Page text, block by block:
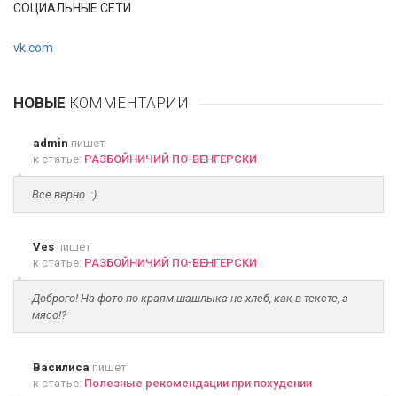
СОЦИАЛЬНЫЕ СЕТИ
vk.com
НОВЫЕ КОММЕНТАРИИ
admin пишет
к статье: РАЗБОЙНИЧИЙ ПО-ВЕНГЕРСКИ
Все верно. :)
Ves пишет
к статье: РАЗБОЙНИЧИЙ ПО-ВЕНГЕРСКИ
Доброго! На фото по краям шашлыка не хлеб, как в тексте, а
мясо!?
Василиса пишет
к статье: Полезные рекомендации при похудении